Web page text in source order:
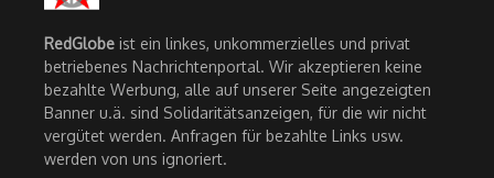
RedGlobe ist ein linkes, unkommerzielles und privat
betriebenes Nachrichtenportal. Wir akzeptieren keine
bezahlte Werbung, alle auf unserer Seite angezeigten
Banner u.ä. sind Solidaritätsanzeigen, für die wir nicht
vergütet werden. Anfragen für bezahlte Links usw.
werden von uns ignoriert.